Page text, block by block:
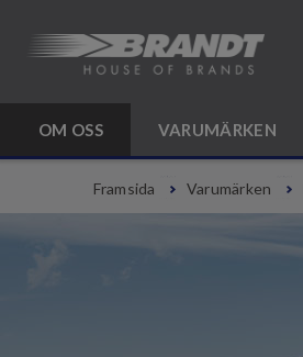
OM OSS VARUMÄRKEN
Framsida Varumärken